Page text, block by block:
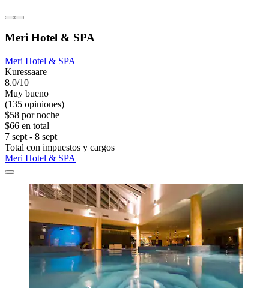
Meri Hotel & SPA
Meri Hotel & SPA
Kuressaare
8.0/10
Muy bueno
(135 opiniones)
$58 por noche
$66 en total
7 sept - 8 sept
Total con impuestos y cargos
Meri Hotel & SPA